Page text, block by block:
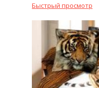
Быстрый просмотр